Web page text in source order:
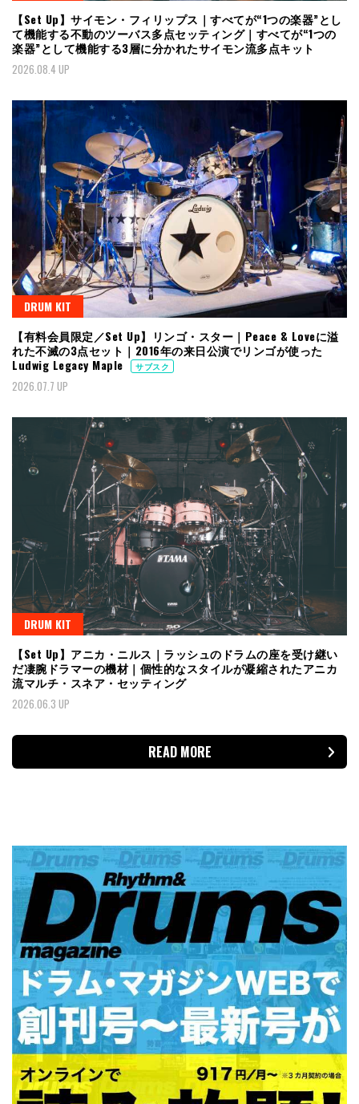
【Set Up】サイモン・フィリップス｜すべてが“1つの楽器”とし
て機能する不動のツーバス多点セッティング｜すべてが“1つの
楽器”として機能する3層に分かれたサイモン流多点キット
2026.08.4 UP
DRUM KIT
【有料会員限定／Set Up】リンゴ・スター｜Peace & Loveに溢
れた不滅の3点セット｜2016年の来日公演でリンゴが使った
Ludwig Legacy Maple
サブスク
2026.07.7 UP
DRUM KIT
【Set Up】アニカ・ニルス｜ラッシュのドラムの座を受け継い
だ凄腕ドラマーの機材｜個性的なスタイルが凝縮されたアニカ
流マルチ・スネア・セッティング
2026.06.3 UP
READ MORE